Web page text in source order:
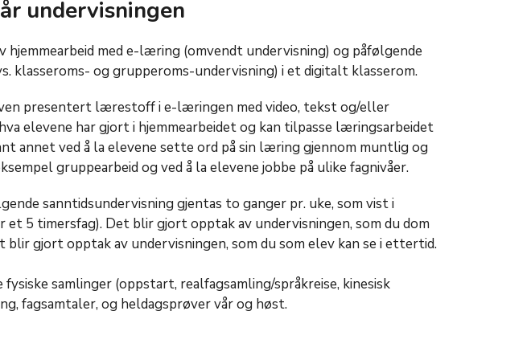
undervisningen
hjemmearbeid med e-læring (omvendt undervisning) og påfølgende
klasseroms- og grupperoms-undervisning) i et digitalt klasserom.
presentert lærestoff i e-læringen med video, tekst og/eller
elevene har gjort i hjemmearbeidet og kan tilpasse læringsarbeidet
annet ved å la elevene sette ord på sin læring gjennom muntlig og
gruppearbeid og ved å la elevene jobbe på ulike fagnivåer.
sanntidsundervisning gjentas to ganger pr. uke, som vist i
et 5 timersfag). Det blir gjort opptak av undervisningen, som du dom
blir gjort opptak av undervisningen, som du som elev kan se i ettertid.
samlinger (oppstart, realfagsamling/språkreise, kinesisk
fagsamtaler, og heldagsprøver vår og høst.